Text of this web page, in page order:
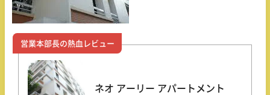
営業本部長の熱血レビュー
ネオ アーリー アパートメント